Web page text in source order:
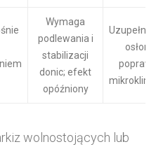
Wymaga
podlewania i
stabilizacji
donic; efekt
opóźniony
osłon,
wolnostojących lub